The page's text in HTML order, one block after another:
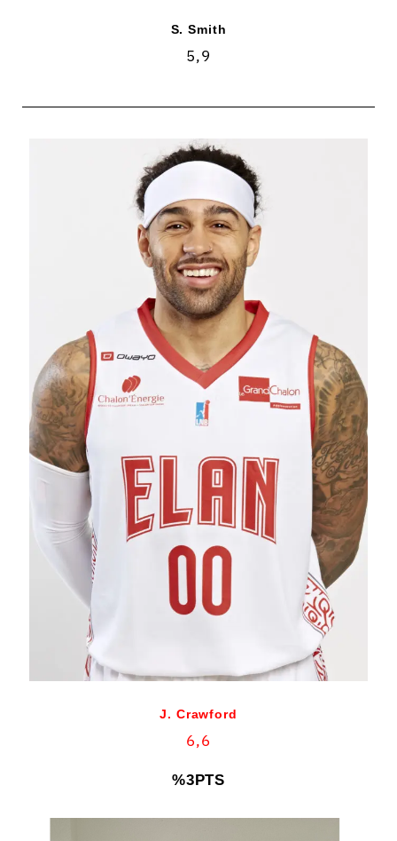
S. Smith
5,9
J. Crawford
6,6
%3PTS